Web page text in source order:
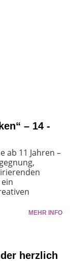
– 14 -
ab 11 Jahren –
MEHR INFO
herzlich